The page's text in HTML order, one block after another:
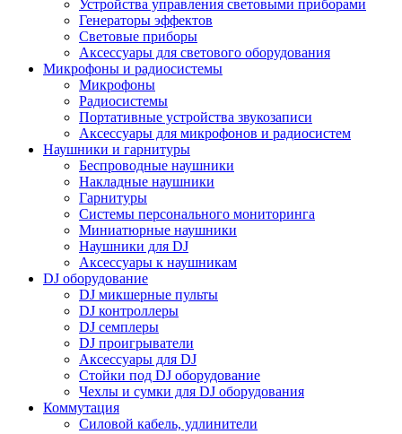
Устройства управления световыми приборами
Генераторы эффектов
Световые приборы
Аксессуары для светового оборудования
Микрофоны и радиосистемы
Микрофоны
Радиосистемы
Портативные устройства звукозаписи
Аксессуары для микрофонов и радиосистем
Наушники и гарнитуры
Беспроводные наушники
Накладные наушники
Гарнитуры
Системы персонального мониторинга
Миниатюрные наушники
Наушники для DJ
Аксессуары к наушникам
DJ оборудование
DJ микшерные пульты
DJ контроллеры
DJ семплеры
DJ проигрыватели
Аксессуары для DJ
Стойки под DJ оборудование
Чехлы и сумки для DJ оборудования
Коммутация
Силовой кабель, удлинители